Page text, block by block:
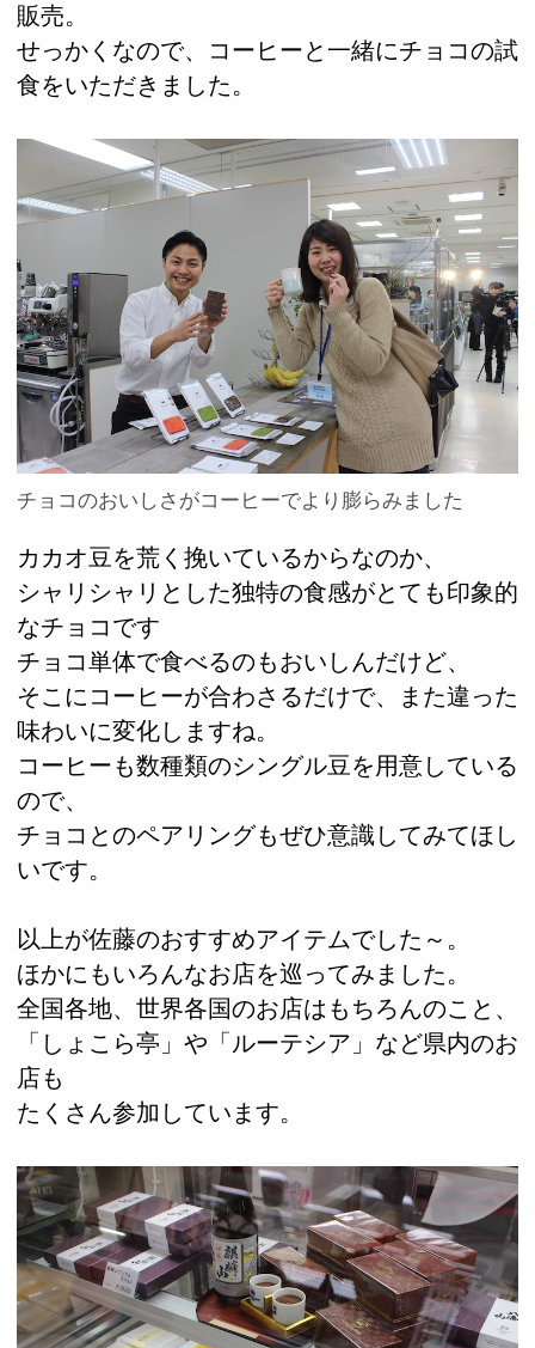
販売。
せっかくなので、コーヒーと一緒にチョコの試
食をいただきました。
チョコのおいしさがコーヒーでより膨らみました
カカオ豆を荒く挽いているからなのか、
シャリシャリとした独特の食感がとても印象的
なチョコです
チョコ単体で食べるのもおいしんだけど、
そこにコーヒーが合わさるだけで、また違った
味わいに変化しますね。
コーヒーも数種類のシングル豆を用意している
ので、
チョコとのペアリングもぜひ意識してみてほし
いです。
以上が佐藤のおすすめアイテムでした～。
ほかにもいろんなお店を巡ってみました。
全国各地、世界各国のお店はもちろんのこと、
「しょこら亭」や「ルーテシア」など県内のお
店も
たくさん参加しています。